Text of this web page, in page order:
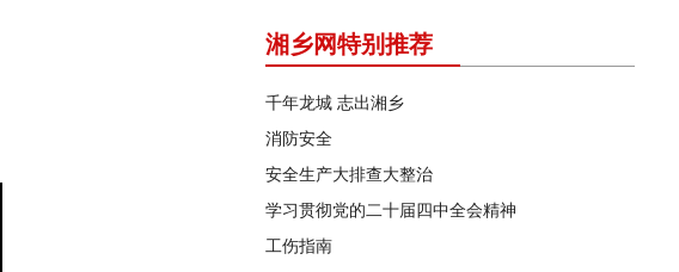
湘乡网特别推荐
千年龙城 志出湘乡
消防安全
安全生产大排查大整治
学习贯彻党的二十届四中全会精神
工伤指南